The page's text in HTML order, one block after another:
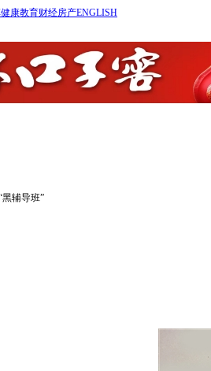
健康教育财经房产ENGLISH
辅导班”